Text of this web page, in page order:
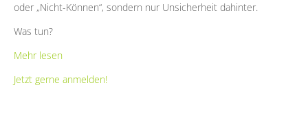
oder „Nicht-Können“, sondern nur Unsicherheit dahinter.
Was tun?
Mehr lesen
Jetzt gerne anmelden!